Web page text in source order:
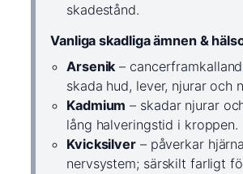
skadestånd.
Vanliga skadliga ämnen &
Arsenik–
skada hud, lever, njurar och
Kadmium – skadar njurar
lång halveringstid i kroppen.
Kvicksilver– påverkar
nervsystem; särskilt farligt